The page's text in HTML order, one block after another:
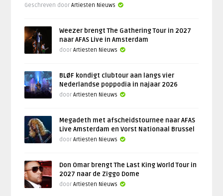
Geschreven doorArtiesten Nieuws
Weezer brengt The Gathering Tour in 2027
naar AFAS Live in Amsterdam
doorArtiesten Nieuws
BLØF kondigt clubtour aan langs vier
Nederlandse poppodia in najaar 2026
doorArtiesten Nieuws
Megadeth met afscheidstournee naar AFAS
Live Amsterdam en Vorst Nationaal Brussel
doorArtiesten Nieuws
Don Omar brengt The Last King World Tour in
2027 naar de Ziggo Dome
doorArtiesten Nieuws